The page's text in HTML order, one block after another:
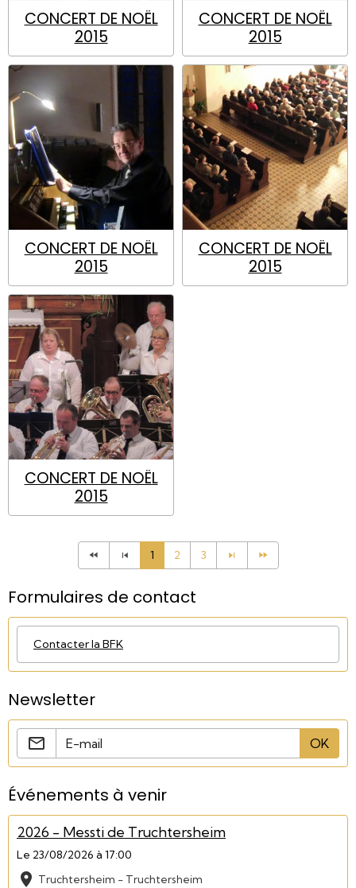
CONCERT DE NOËL
2015
CONCERT DE NOËL
2015
CONCERT DE NOËL
2015
CONCERT DE NOËL
2015
CONCERT DE NOËL
2015
1 2 3
Formulaires de contact
Contacter la BFK
Newsletter
OK
Événements à venir
2026 - Messti de Truchtersheim
Le 23/08/2026 à 17:00
Truchtersheim - Truchtersheim